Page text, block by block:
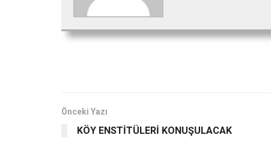
Önceki Yazı
KÖY ENSTİTÜLERİ KONUŞULACAK